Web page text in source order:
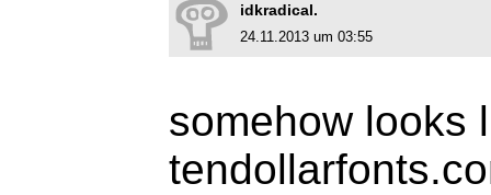
idkradical.
24.11.2013 um 03:55
somehow looks